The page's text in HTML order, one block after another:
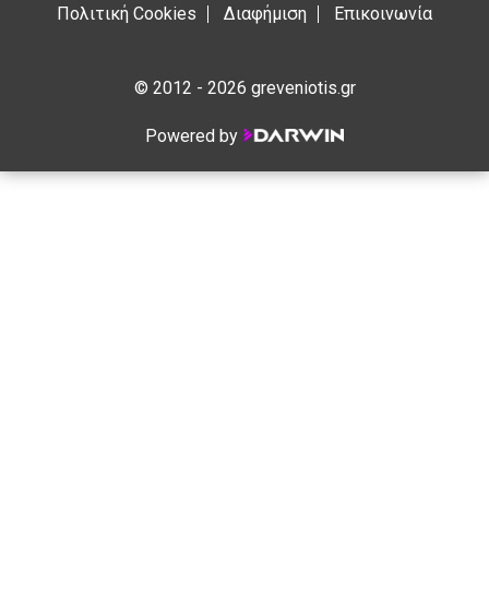
Πολιτική Cookies
Διαφήμιση Επικοινωνία
© 2012 - 2026 greveniotis.gr
Powered by